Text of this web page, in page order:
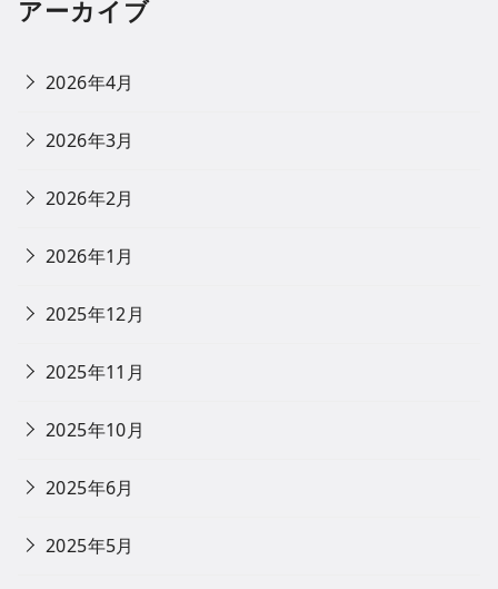
アーカイブ
2026年4月
2026年3月
2026年2月
2026年1月
2025年12月
2025年11月
2025年10月
2025年6月
2025年5月